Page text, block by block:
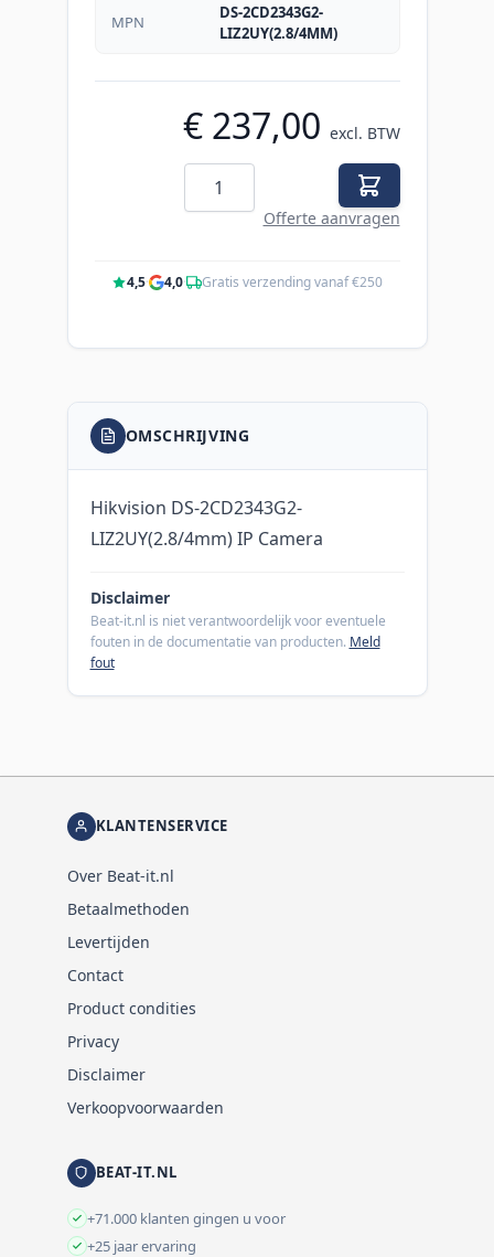
MPN
DS-2CD2343G2-
LIZ2UY(2.8/4MM)
€ 237,00 excl. BTW
Aantal
Offerte aanvragen
4,5· 4,0· Gratis verzending vanaf €250
OMSCHRIJVING
Hikvision DS-2CD2343G2-
LIZ2UY(2.8/4mm) IP Camera
Disclaimer
Beat-it.nl is niet verantwoordelijk voor eventuele
fouten in de documentatie van producten. Meld
fout
KLANTENSERVICE
Over Beat-it.nl
Betaalmethoden
Levertijden
Contact
Product condities
Privacy
Disclaimer
Verkoopvoorwaarden
BEAT-IT.NL
+71.000 klanten gingen u voor
+25 jaar ervaring